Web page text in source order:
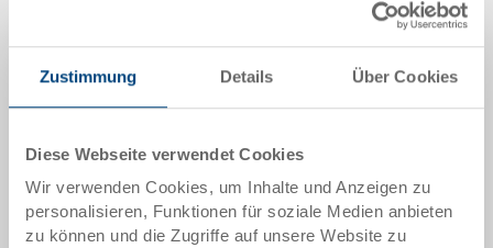
Zustimmung Details Über Cookies
Diese Webseite verwendet Cookies
Wir verwenden Cookies, um Inhalte und Anzeigen zu
personalisieren, Funktionen für soziale Medien anbieten
zu können und die Zugriffe auf unsere Website zu
Bestell Nr.
34-1210-5000 R.9200
Bestellmenge
Lieferzeit
Ab Lager
Preis
-